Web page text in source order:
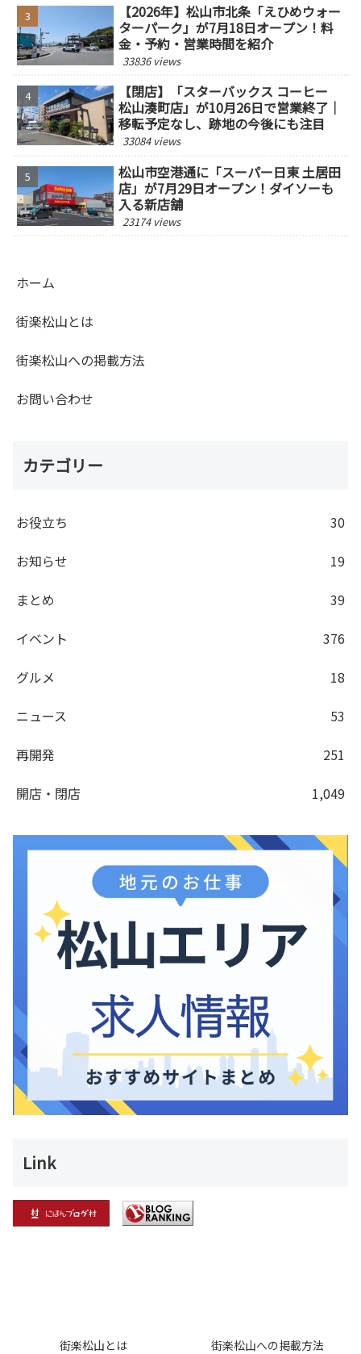
【2026年】松山市北条「えひめウォー
ターパーク」が7月18日オープン！料
金・予約・営業時間を紹介
33836 views
【閉店】「スターバックス コーヒー
松山湊町店」が10月26日で営業終了｜
移転予定なし、跡地の今後にも注目
33084 views
松山市空港通に「スーパー日東 土居田
店」が7月29日オープン！ダイソーも
入る新店舗
23174 views
ホーム
街楽松山とは
街楽松山への掲載方法
お問い合わせ
カテゴリー
お役立ち
30
お知らせ
19
まとめ
39
イベント
376
グルメ
18
ニュース
53
再開発
251
開店・閉店
1,049
Link
街楽松山とは 街楽松山への掲載方法